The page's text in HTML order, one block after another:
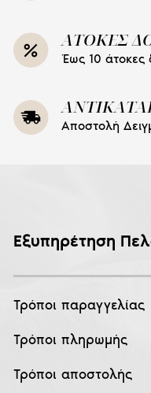
ΑΤΟΚΕΣ
Έως 10 άτοκες
Αποστολή
Εξυπηρέτηση
Τρόποι παραγγελίας
Τρόποι πληρωμής
Τρόποι αποστολής